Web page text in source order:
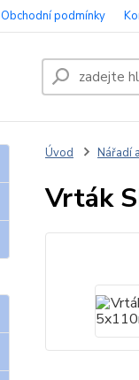
Obchodní podmínky
Úvod Nářadí
Vrták